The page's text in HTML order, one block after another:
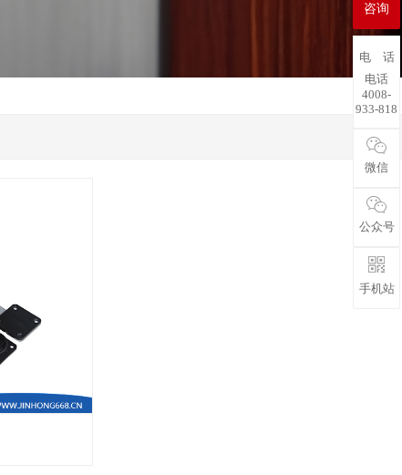
咨询
电 话
电话
4008-
933-818
微信
公众号
手机站